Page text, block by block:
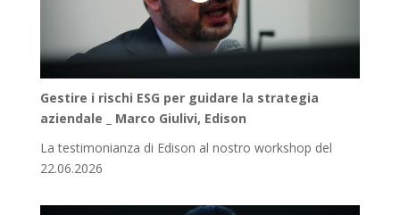
Gestire i rischi ESG per guidare la strategia
aziendale _ Marco Giulivi, Edison
La testimonianza di Edison al nostro workshop del
22.06.2026